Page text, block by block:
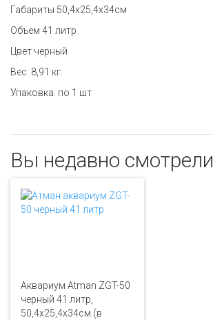
Габариты 50,4х25,4х34см
Объем 41 литр
Цвет черный
Вес: 8,91 кг.
Упаковка: по 1 шт
Вы недавно смотрели
Аквариум Atman ZGT-50
черный 41 литр,
50,4х25,4х34см (в